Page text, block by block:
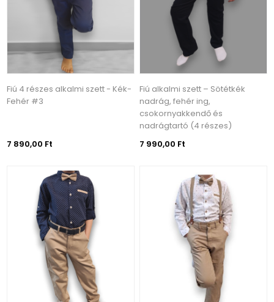
Fiú 4 részes alkalmi szett - Kék-
Fehér #3
7 890,00 Ft
Fiú alkalmi szett – Sötétkék
nadrág, fehér ing,
csokornyakkendő és
nadrágtartó (4 részes)
7 990,00 Ft